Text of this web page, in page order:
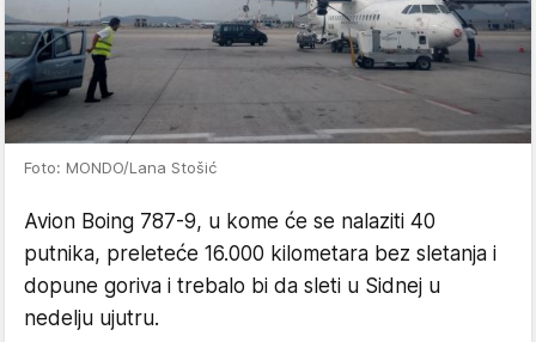
Foto: MONDO/Lana Stošić
Avion Boing 787-9, u kome će se nalaziti 40
putnika, preleteće 16.000 kilometara bez sletanja i
dopune goriva i trebalo bi da sleti u Sidnej u
nedelju ujutru.